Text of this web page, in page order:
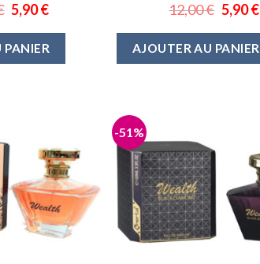
5,90€
PANIER
12,00€ 5,90€
AJOUTER AU PANIER
-51%